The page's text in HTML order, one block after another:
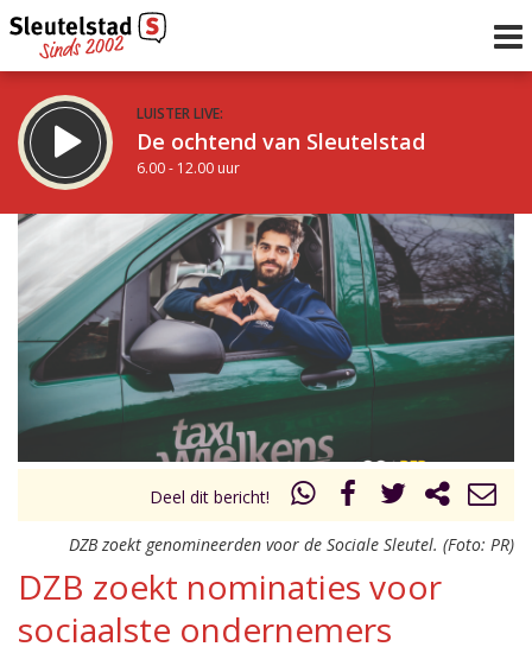
LUISTER LIVE:
De ochtend van Sleutelstad
6.00 - 12.00 uur
STRAKS:
De middag van Sleutelstad
12.00 - 18.00 uur
Vorig uur
uur 1 van 0 Volgend uur
Inklappen
Deel dit bericht!
DZB zoekt genomineerden voor de Sociale Sleutel. (Foto: PR)
DZB zoekt nominaties voor
sociaalste ondernemers